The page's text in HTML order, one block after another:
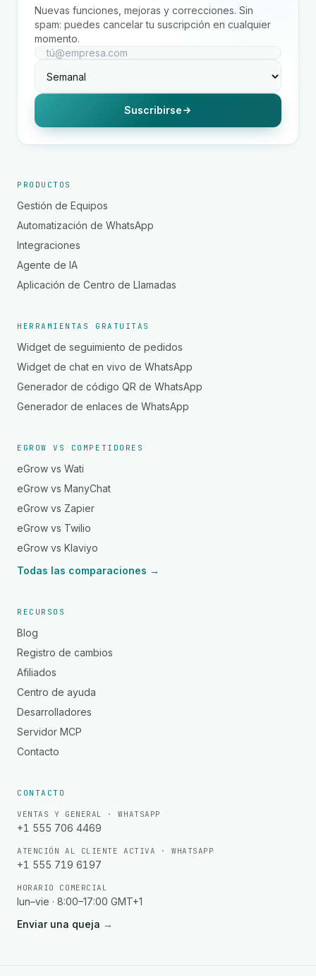
Nuevas funciones, mejoras y correcciones. Sin
spam: puedes cancelar tu suscripción en cualquier
momento.
Suscribirse
PRODUCTOS
Gestión de Equipos
Automatización de WhatsApp
Integraciones
Agente de IA
Aplicación de Centro de Llamadas
HERRAMIENTAS GRATUITAS
Widget de seguimiento de pedidos
Widget de chat en vivo de WhatsApp
Generador de código QR de WhatsApp
Generador de enlaces de WhatsApp
EGROW VS COMPETIDORES
eGrow vs Wati
eGrow vs ManyChat
eGrow vs Zapier
eGrow vs Twilio
eGrow vs Klaviyo
Todas las comparaciones →
RECURSOS
Blog
Registro de cambios
Afiliados
Centro de ayuda
Desarrolladores
Servidor MCP
Contacto
CONTACTO
VENTAS Y GENERAL · WHATSAPP
+1 555 706 4469
ATENCIÓN AL CLIENTE ACTIVA · WHATSAPP
+1 555 719 6197
HORARIO COMERCIAL
lun–vie · 8:00–17:00 GMT+1
Enviar una queja →